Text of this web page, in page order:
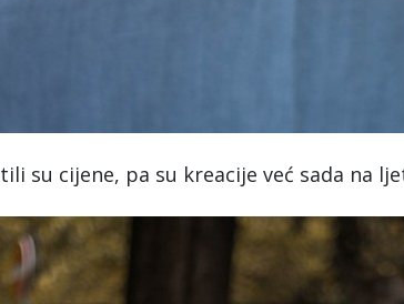
su cijene, pa su kreacije već sada na